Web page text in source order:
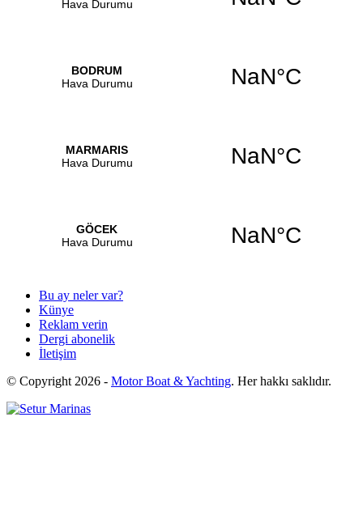
Bu ay neler var?
Künye
Reklam verin
Dergi abonelik
İletişim
© Copyright 2026 - Motor Boat & Yachting. Her hakkı saklıdır.